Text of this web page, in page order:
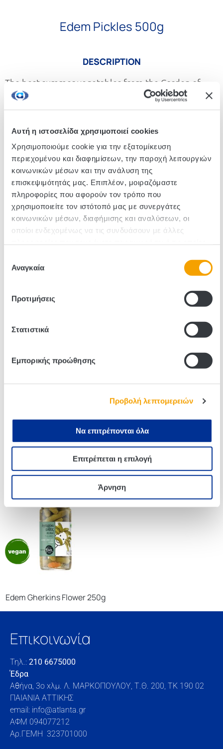
Αυτή η ιστοσελίδα χρησιμοποιεί cookies
Χρησιμοποιούμε cookie για την εξατομίκευση
περιεχομένου και διαφημίσεων, την παροχή λειτουργιών
κοινωνικών μέσων και την ανάλυση της
επισκεψιμότητάς μας. Επιπλέον, μοιραζόμαστε
πληροφορίες που αφορούν τον τρόπο που
χρησιμοποιείτε τον ιστότοπό μας με συνεργάτες
κοινωνικών μέσων, διαφήμισης και αναλύσεων, οι
οποίοι ενδεχομένως να τις συνδυάσουν με άλλες
των υπηρεσιών τους.
συγκατάθεσης
Αναγκαία
Προτιμήσεις
Στατιστικά
Εμπορικής προώθησης
Προβολή λεπτομερειών
Να επιτρέπονται όλα
Επιτρέπεται η επιλογή
Άρνηση
Edem Pickles 500g
DESCRIPTION
The best summer vegetables from the Garden of
Edem, selected and preserved in brine to have a
great appetiser on the table all year round. An ideal
and intensity to sandwiches and is an important
component of the classic Lenten diet.
SKU :280860
Pieces/Box: 12
Edem Peppers 400g Edem Golden Peppers 320g
Edem Gherkins Flower 250g
Επικοινωνία
Τηλ.: 210 6675000
Έδρα
Αθήνα, 3o xλμ. Λ. ΜΑΡΚΟΠΟΥΛΟΥ, Τ.Θ. 200, TK 190 02
ΠΑΙΑΝΙΑ ΑΤΤΙΚΗΣ
email: info@atlanta.gr
ΑΦΜ 094077212
Αρ.ΓΕΜΗ 323701000